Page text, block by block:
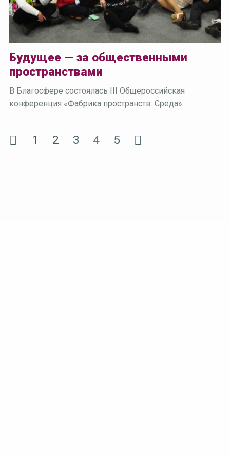
Будущее — за общественными
пространствами
В Благосфере состоялась III Общероссийская
конференция «Фабрика пространств. Среда»
1 2 3 4 5